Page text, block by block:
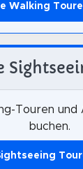
Walking
Touren und
buchen.